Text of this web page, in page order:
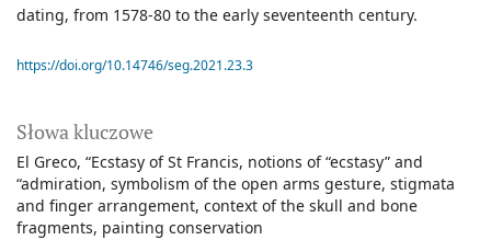
Słowa kluczowe
El Greco “Ecstasy of St Francis notions of “ecstasy” and
“admiration symbolism of the open arms gesture stigmata
and finger arrangement context of the skull and bone
fragments painting conservation
dating, from 1578-80 to the early seventeenth century.
https://doi.org/10.14746/seg.2021.23.3